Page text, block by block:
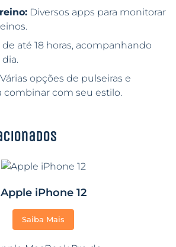
Diversos apps para monitorar
de até 18 horas, acompanhando
Várias opções de pulseiras e
combinar com seu estilo.
Apple iPhone 12
Saiba Mais